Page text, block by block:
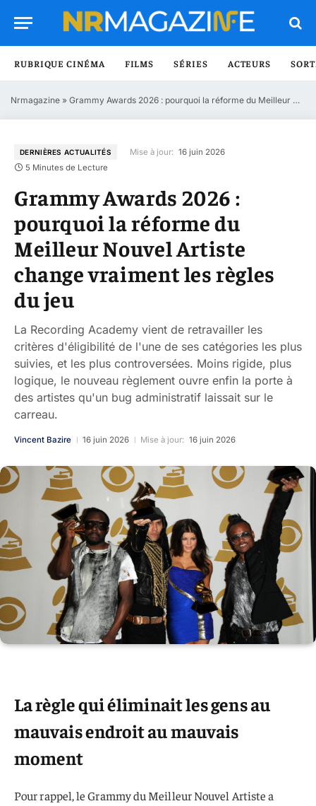
RUBRIQUE CINÉMA FILMS SÉRIES ACTEURS
Nrmagazine » Grammy Awards 2026 : pourquoi la réforme du Meilleur Nouvel Artiste change vraiment les règles du jeu
DERNIÈRES ACTUALITÉS Mise à jour: 16 juin 2026
5 Minutes de Lecture
Grammy Awards 2026 :
pourquoi la réforme du
Meilleur Nouvel Artiste
change vraiment les règles
du jeu
La Recording Academy vient de retravailler les
critères d'éligibilité de l'une de ses catégories les plus
suivies, et les plus controversées. Moins rigide, plus
logique, le nouveau règlement ouvre enfin la porte à
des artistes qu'un bug administratif laissait sur le
carreau.
Vincent Bazire 16 juin 2026 Mise à jour: 16 juin 2026
La règle qui éliminait les gens au
mauvais endroit au mauvais
moment
Pour rappel, le Grammy du Meilleur Nouvel Artiste a